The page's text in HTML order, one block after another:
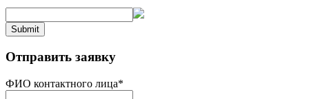
Submit
Отправить заявку
ФИО контактного лица*